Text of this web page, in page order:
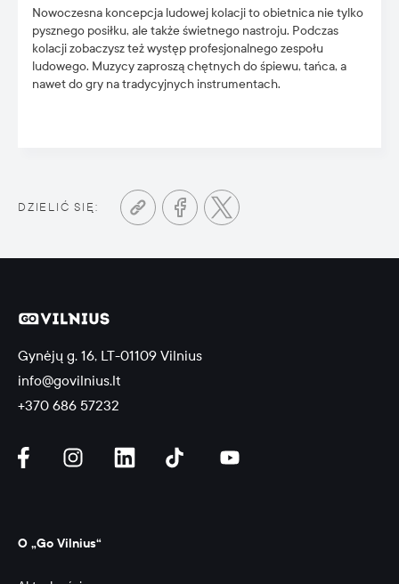
Nowoczesna koncepcja ludowej kolacji to obietnica nie tylko
pysznego posiłku, ale także świetnego nastroju. Podczas
kolacji zobaczysz też występ profesjonalnego zespołu
ludowego. Muzycy zaproszą chętnych do śpiewu, tańca, a
nawet do gry na tradycyjnych instrumentach.
DZIELIĆ SIĘ:
Gynėjų g. 16, LT-01109 Vilnius
info@govilnius.lt
+370 686 57232
O „Go Vilnius“